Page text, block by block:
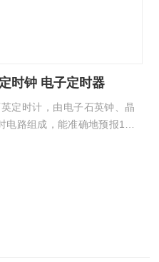
时钟 电子定时器
定时计，由电子石英钟、晶
路组成，能准确地预报1小